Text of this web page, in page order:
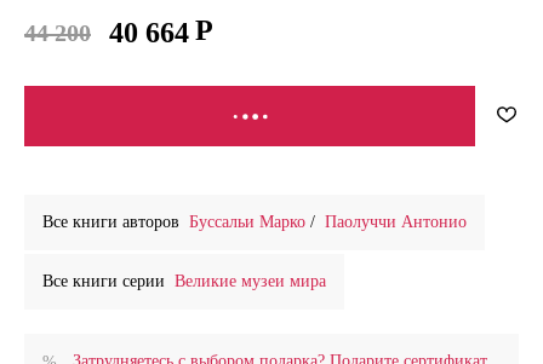
44 200 40 664
В КОРЗИНУ
Все книги авторов Буссальи Марко / Паолуччи Антонио
Все книги серии Великие музеи мира